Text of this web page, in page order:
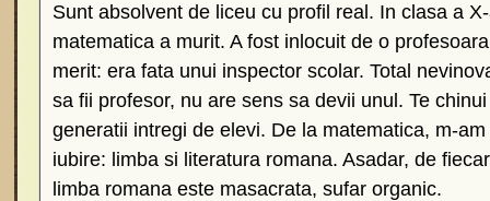
Sunt absolvent de liceu cu profil real. In clasa a
matematica a murit. A fost inlocuit de o
merit: era fata unui inspector scolar. Total
sa fii profesor, nu are sens sa devii unul. Te
generatii intregi de elevi. De la matematica, m-
iubire: limba si literatura romana. Asadar, de
limba romana este masacrata, sufar organic.